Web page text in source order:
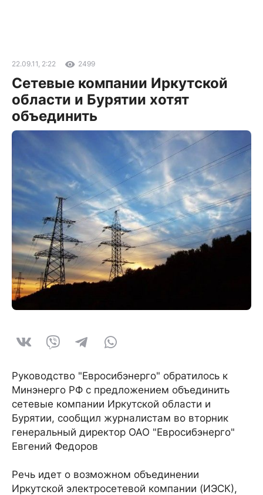
22.09.11, 2:22 2499
Сетевые компании Иркутской
области и Бурятии хотят
объединить
Руководство "Евросибэнерго" обратилось к
Минэнерго РФ с предложением объединить
сетевые компании Иркутской области и
Бурятии, сообщил журналистам во вторник
генеральный директор ОАО "Евросибэнерго"
Евгений Федоров
Речь идет о возможном объединении
Иркутской электросетевой компании (ИЭСК),